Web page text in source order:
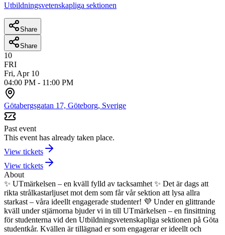
Utbildningsvetenskapliga sektionen
Share
Share
10
FRI
Fri, Apr 10
04:00 PM - 11:00 PM
Götabergsgatan 17, Göteborg, Sverige
Past event
This event has already taken place.
View tickets
View tickets
About
✨ UTmärkelsen – en kväll fylld av tacksamhet ✨ Det är dags att
rikta strålkastarljuset mot dem som får vår sektion att lysa allra
starkast – våra ideellt engagerade studenter! 💜 Under en glittrande
kväll under stjärnorna bjuder vi in till UTmärkelsen – en finsittning
för studenterna vid den Utbildningsvetenskapliga sektionen på Göta
studentkår. Kvällen är tillägnad er som engagerar er ideellt och